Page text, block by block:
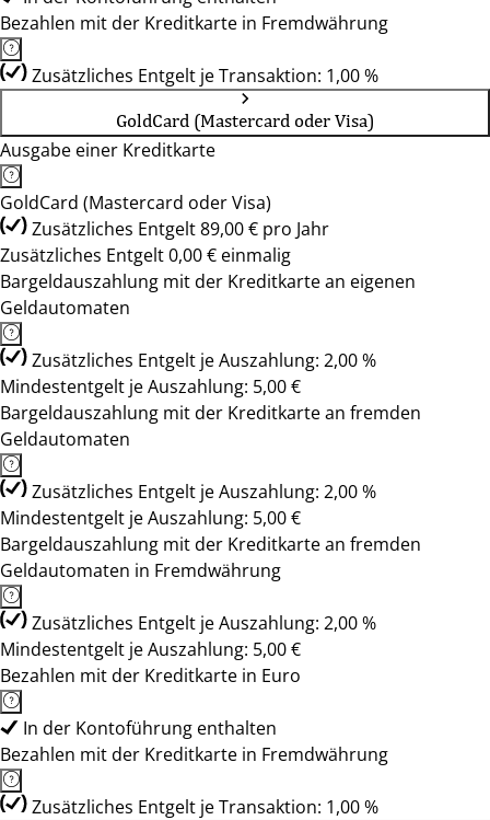
Bezahlen mit der Kreditkarte in Fremdwährung
Zusätzliches Entgelt je Transaktion: 1,00 %
GoldCard (Mastercard oder Visa)
Ausgabe einer Kreditkarte
GoldCard (Mastercard oder Visa)
Zusätzliches Entgelt 89,00 € pro Jahr
Zusätzliches Entgelt 0,00 € einmalig
Bargeldauszahlung mit der Kreditkarte an eigenen
Geldautomaten
Zusätzliches Entgelt je Auszahlung: 2,00 %
Mindestentgelt je Auszahlung: 5,00 €
Bargeldauszahlung mit der Kreditkarte an fremden
Geldautomaten
Zusätzliches Entgelt je Auszahlung: 2,00 %
Mindestentgelt je Auszahlung: 5,00 €
Bargeldauszahlung mit der Kreditkarte an fremden
Geldautomaten in Fremdwährung
Zusätzliches Entgelt je Auszahlung: 2,00 %
Mindestentgelt je Auszahlung: 5,00 €
Bezahlen mit der Kreditkarte in Euro
In der Kontoführung enthalten
Bezahlen mit der Kreditkarte in Fremdwährung
Zusätzliches Entgelt je Transaktion: 1,00 %